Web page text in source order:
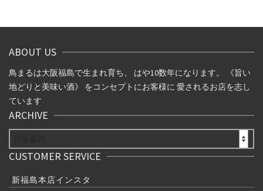
ABOUT US
鳥まるは大阪福島で生まれ育ち、 はや10数年になります。 《旨い
地どりと美味い酒》 をコンセプトにお客様に 愛されるお店を志し
ています
ARCHIVE
CUSTOMER SERVICE
新福島本店インスタ